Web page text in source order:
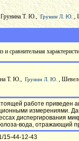
Грунина Т. Ю.,Грунин Л. Ю.,
и сравнительная
Т. Ю., Грунин Л. Ю. ,
работе приведен
измерениями.
диспергирования
вода, отражающий
15-44-12-43